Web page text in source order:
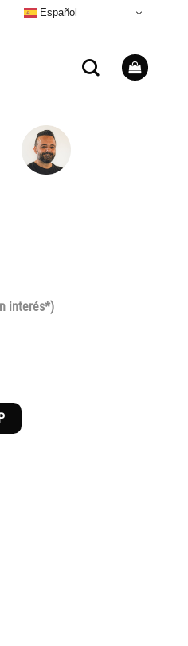
Español
interés*)